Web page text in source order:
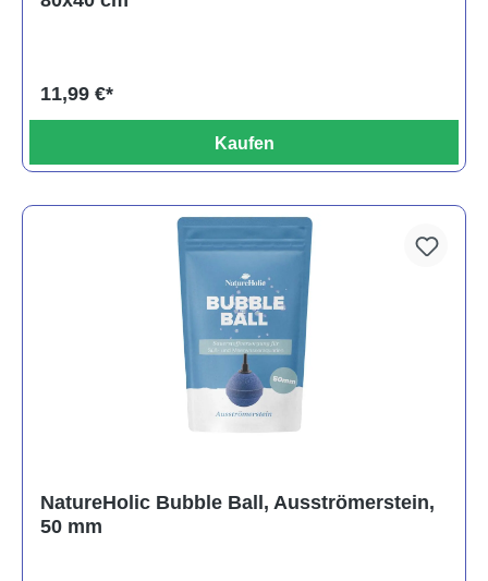
11,99 €*
Kaufen
NatureHolic Bubble Ball, Ausströmerstein,
50 mm